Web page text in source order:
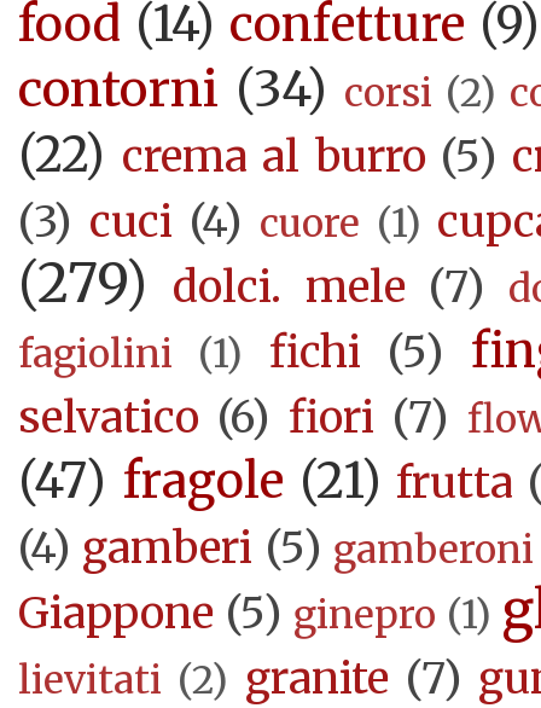
food (14) confetture (9)
contorni (34) corsi (2)
(22) crema al burro (5)
(3) cuci (4) cuore (1)
(279) dolci. mele (7)
fagiolini (1) fichi (5)
selvatico (6) fiori (7)
(47) fragole (21) frutta
(4) gamberi (5) gamberoni
Giappone (5) ginepro (1)
lievitati (2) granite (7)